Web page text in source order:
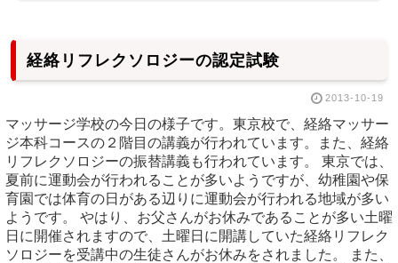
経絡リフレクソロジーの認定試験
2013-10-19
マッサージ学校の今日の様子です。東京校で、経絡マッサー
ジ本科コースの２階目の講義が行われています。また、経絡
リフレクソロジーの振替講義も行われています。 東京では、
夏前に運動会が行われることが多いようですが、幼稚園や保
育園では体育の日がある辺りに運動会が行われる地域が多い
ようです。 やはり、お父さんがお休みであることが多い土曜
日に開催されますので、土曜日に開講していた経絡リフレク
ソロジーを受講中の生徒さんがお休みをされました。 また、